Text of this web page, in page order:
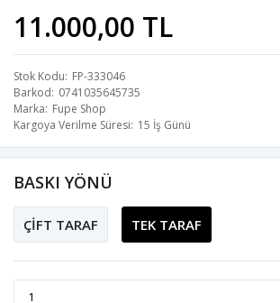
11.000,00 TL
Stok Kodu FP-333046
Barkod 0741035645735
Marka Fupe Shop
Kargoya Verilme Süresi 15 İş Günü
BASKI YÖNÜ
ÇİFT TARAF TEK TARAF